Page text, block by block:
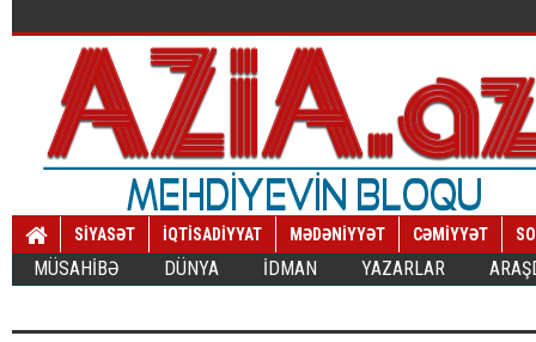
SİYASƏT İQTİSADİYYAT MƏDƏNİYYƏT CƏMİYYƏT
MÜSAHİBƏ DÜNYA İDMAN YAZARLAR